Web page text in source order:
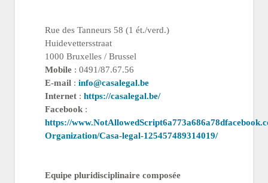
Rue des Tanneurs 58 (1 ét./verd.)
Huidevettersstraat
1000 Bruxelles / Brussel
Mobile : 0491/87.67.56
E-mail : info@casalegal.be
Internet : https://casalegal.be/
Facebook :
https://
Organization/Casa-legal-125457489314019/
Equipe pluridisciplinaire composée